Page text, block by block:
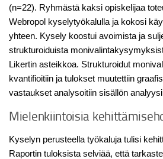
(n=22). Ryhmästä kaksi opiskelijaa
Webropol kyselytyökalulla ja kokosi
yhteen. Kysely koostui avoimista ja
strukturoiduista
Likertin asteikkoa. Strukturoidut
kvantifioitiin ja tulokset muutettiin
vastaukset analysoitiin sisällön
Mielenkiintoisia
Kyselyn perusteella työkaluja tulisi
Raportin tuloksista selviää, että